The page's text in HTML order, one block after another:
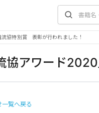
流協特別賞 表彰が行われました！
協アワード
一覧へ戻る